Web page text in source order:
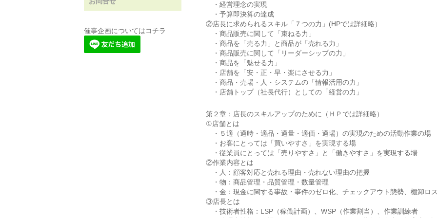
催事企画についてはコチラ
・経営理念の実現
・予算即決算の達成
②店長に求められるスキル「７つの力」(HPでは詳細略）
・商品販売に関して「束ねる力」
・商品を「売る力」と商品が「売れる力」
・商品販売に関して「リーダーシップの力」
・商品を「魅せる力」
・店舗を「安・正・早・楽にさせる力」
・商品・売場・人・システムの「情報活用の力」
・店舗トップ（社長代行）としての「経営の力」
第２章：店長のスキルアップのために（ＨＰでは詳細略）
①店舗とは
・５適（適時・適品・適量・適価・適場）の実現のための活動作業の場
・お客にとっては「買いやすさ」を実現する場
・従業員にとっては「売りやすさ」と「働きやすさ」を実現する場
②作業内容とは
・人：顧客対応と売れる理由・売れない理由の把握
・物：商品管理・品質管理・数量管理
・金：現金に関する事故・事件のゼロ化、チェックアウト態勢、棚卸ロ
③店長とは
・技術者性格：LSP（稼働計画）、WSP（作業割当）、作業訓練者